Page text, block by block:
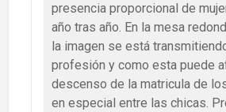
presencia proporcional de
año tras año. En la mesa
la imagen se está
profesión y como esta puede
descenso de la matricula de
en especial entre las chicas.